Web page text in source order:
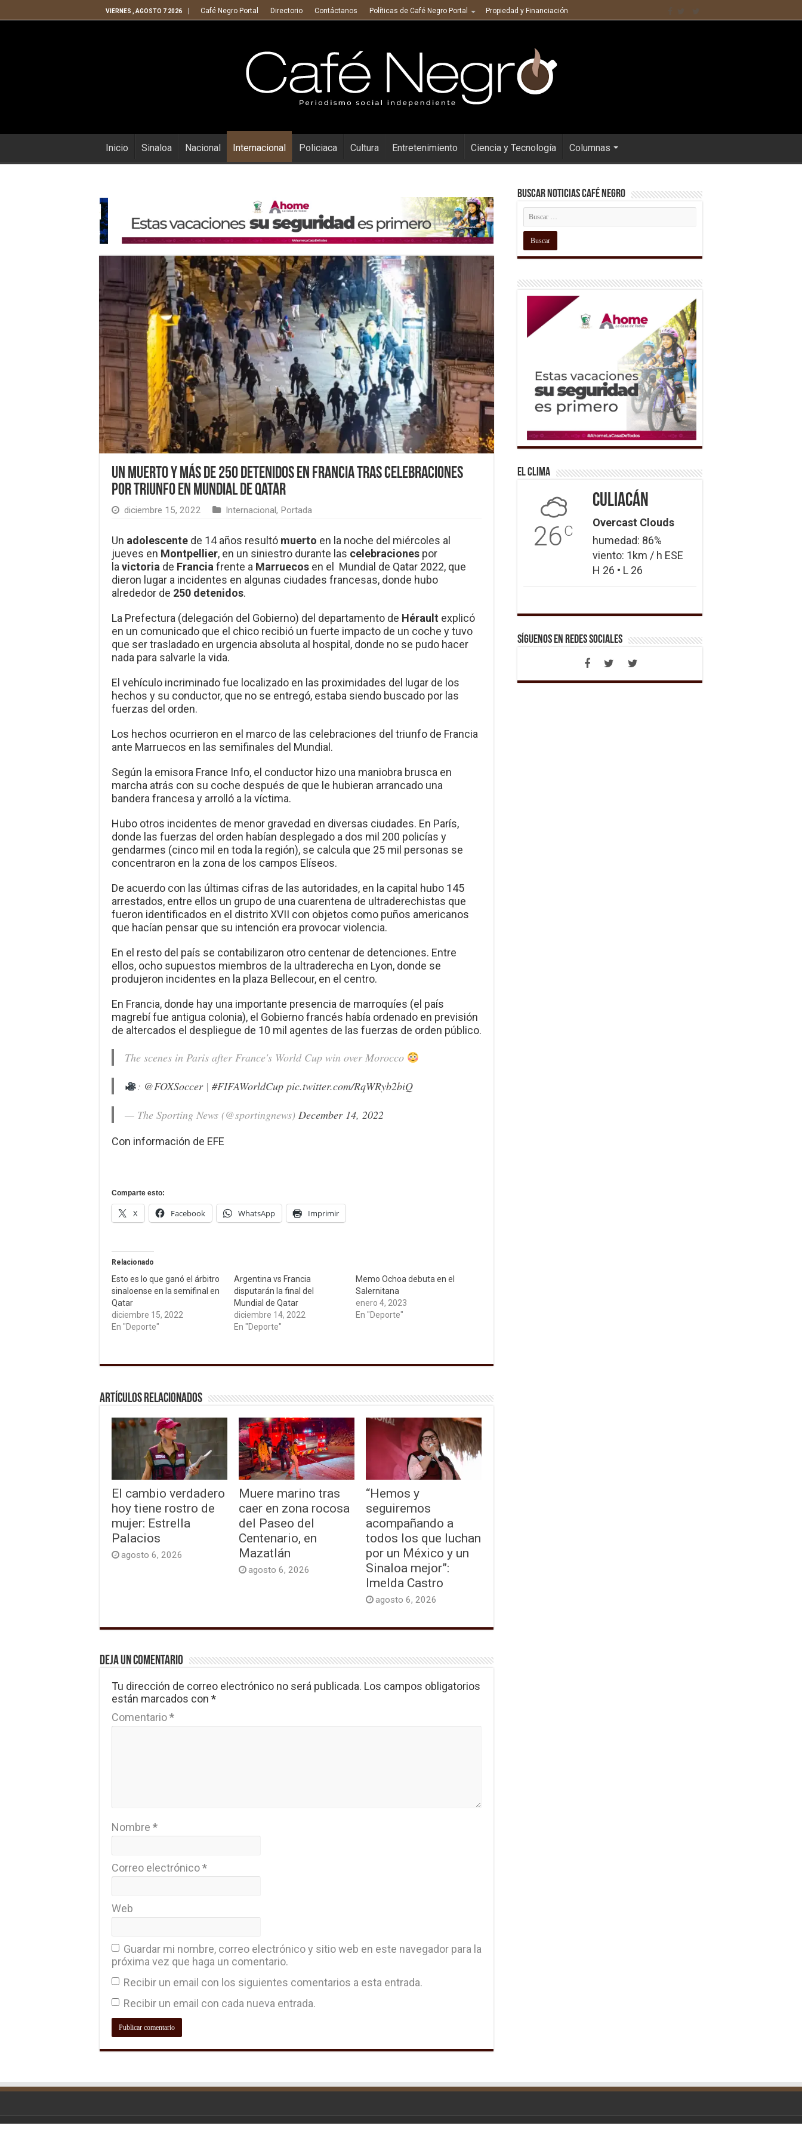
VIERNES , AGOSTO 7 2026 Café Negro Portal Directorio Contáctanos Políticas de Café Negro Portal Propiedad y Financiación
Inicio Sinaloa Nacional Internacional Policiaca Cultura Entretenimiento Ciencia y Tecnología Columnas
Un muerto y más de 250 detenidos en Francia tras celebraciones
por triunfo en Mundial de Qatar
diciembre 15, 2022 Internacional, Portada
Un adolescente de 14 años resultó muerto en la noche del miércoles al
jueves en Montpellier, en un siniestro durante las celebraciones por
la victoria de Francia frente a Marruecos en el Mundial de Qatar 2022, que
dieron lugar a incidentes en algunas ciudades francesas, donde hubo
alrededor de 250 detenidos.
La Prefectura (delegación del Gobierno) del departamento de Hérault explicó
en un comunicado que el chico recibió un fuerte impacto de un coche y tuvo
que ser trasladado en urgencia absoluta al hospital, donde no se pudo hacer
nada para salvarle la vida.
El vehículo incriminado fue localizado en las proximidades del lugar de los
hechos y su conductor, que no se entregó, estaba siendo buscado por las
fuerzas del orden.
Los hechos ocurrieron en el marco de las celebraciones del triunfo de Francia
ante Marruecos en las semifinales del Mundial.
Según la emisora France Info, el conductor hizo una maniobra brusca en
marcha atrás con su coche después de que le hubieran arrancado una
bandera francesa y arrolló a la víctima.
Hubo otros incidentes de menor gravedad en diversas ciudades. En París,
donde las fuerzas del orden habían desplegado a dos mil 200 policías y
gendarmes (cinco mil en toda la región), se calcula que 25 mil personas se
concentraron en la zona de los campos Elíseos.
De acuerdo con las últimas cifras de las autoridades, en la capital hubo 145
arrestados, entre ellos un grupo de una cuarentena de ultraderechistas que
fueron identificados en el distrito XVII con objetos como puños americanos
que hacían pensar que su intención era provocar violencia.
En el resto del país se contabilizaron otro centenar de detenciones. Entre
ellos, ocho supuestos miembros de la ultraderecha en Lyon, donde se
produjeron incidentes en la plaza Bellecour, en el centro.
En Francia, donde hay una importante presencia de marroquíes (el país
magrebí fue antigua colonia), el Gobierno francés había ordenado en previsión
de altercados el despliegue de 10 mil agentes de las fuerzas de orden público.
The scenes in Paris after France's World Cup win over Morocco
: @FOXSoccer| #FIFAWorldCup pic.twitter.com/RqWRyb2biQ
— The Sporting News (@sportingnews) December 14, 2022
Con información de EFE
Comparte esto:
X Facebook WhatsApp Imprimir
Relacionado
Esto es lo que ganó el árbitro
sinaloense en la semifinal en
Qatar
diciembre 15, 2022
En "Deporte"
Argentina vs Francia
disputarán la final del
Mundial de Qatar
diciembre 14, 2022
En "Deporte"
Memo Ochoa debuta en el
Salernitana
enero 4, 2023
En "Deporte"
Artículos relacionados
El cambio verdadero
hoy tiene rostro de
mujer: Estrella
Palacios
agosto 6, 2026
Muere marino tras
caer en zona rocosa
del Paseo del
Centenario, en
Mazatlán
agosto 6, 2026
“Hemos y
seguiremos
acompañando a
todos los que luchan
por un México y un
Sinaloa mejor”:
Imelda Castro
agosto 6, 2026
Deja un comentario
Tu dirección de correo electrónico no será publicada. Los campos obligatorios
están marcados con *
Comentario*
Nombre *
Correo electrónico*
Web
Guardar mi nombre, correo electrónico y sitio web en este navegador para la
próxima vez que haga un comentario.
Recibir un email con los siguientes comentarios a esta entrada.
Recibir un email con cada nueva entrada.
Buscar Noticias Café Negro
El Clima
26C
Culiacán
Overcast Clouds
humedad: 86%
viento: 1km / h ESE
H 26 • L 26
Síguenos en Redes Sociales